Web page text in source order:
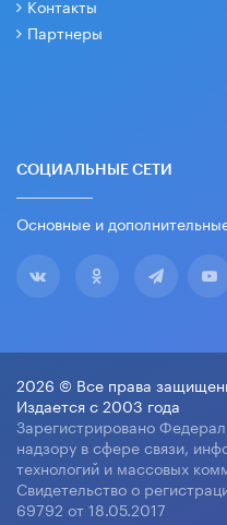
Контакты
Партнеры
СОЦИАЛЬНЫЕ СЕТИ
Основные и
2026 © Все права
Издается с 2003 года
Зарегистрировано
надзору в сфере связи,
технологий и массовых
Свидетельство о
69792 от 18.05.2017